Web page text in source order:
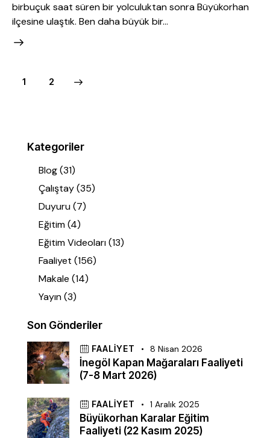
birbuçuk saat süren bir yolculuktan sonra Büyükorhan
ilçesine ulaştık. Ben daha büyük bir…
1 2
Kategoriler
Blog(31)
Çalıştay(35)
Duyuru(7)
Eğitim(4)
Eğitim Videoları(13)
Faaliyet (156)
Makale (14)
Yayın(3)
Son Gönderiler
FAALIYET 8 Nisan 2026
İnegöl Kapan Mağaraları Faaliyeti
(7-8 Mart 2026)
FAALIYET 1 Aralık 2025
Büyükorhan Karalar Eğitim
Faaliyeti (22 Kasım 2025)